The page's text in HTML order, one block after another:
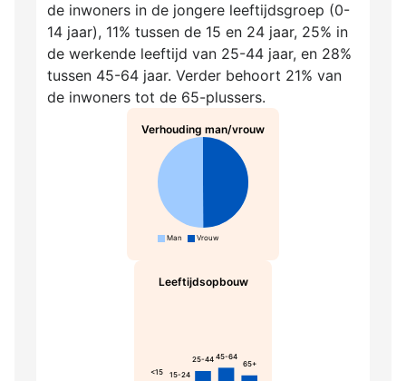
de inwoners in de jongere leeftijdsgroep (0-
14 jaar), 11% tussen de 15 en 24 jaar, 25% in
de werkende leeftijd van 25-44 jaar, en 28%
tussen 45-64 jaar. Verder behoort 21% van
de inwoners tot de 65-plussers.
Verhouding man/vrouw
Man Vrouw
Leeftijdsopbouw
<15 15-24
25-4445-64
65+